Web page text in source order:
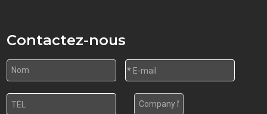
Contactez-nous